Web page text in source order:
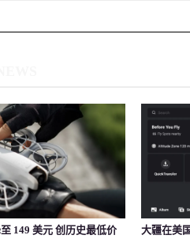
149 美元 创历史最低价
大疆在美